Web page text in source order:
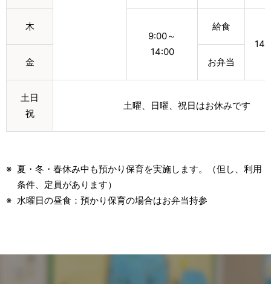
木
9:00～
14:00
給食
金
お弁当
土日
祝
土曜、日曜、祝日はお休みです
夏・冬・春休み中も預かり保育を実施します。（但し、利用
条件、定員があります）
水曜日の昼食：預かり保育の場合はお弁当持参